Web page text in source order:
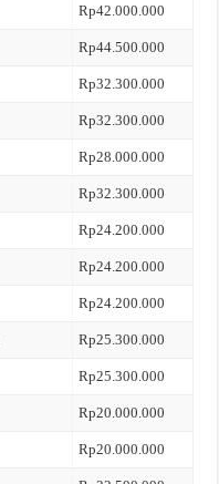
Rp42.000.000
Rp44.500.000
Rp32.300.000
Rp32.300.000
Rp28.000.000
Rp32.300.000
Rp24.200.000
Rp24.200.000
Rp24.200.000
Rp25.300.000
Rp25.300.000
Rp20.000.000
Rp20.000.000